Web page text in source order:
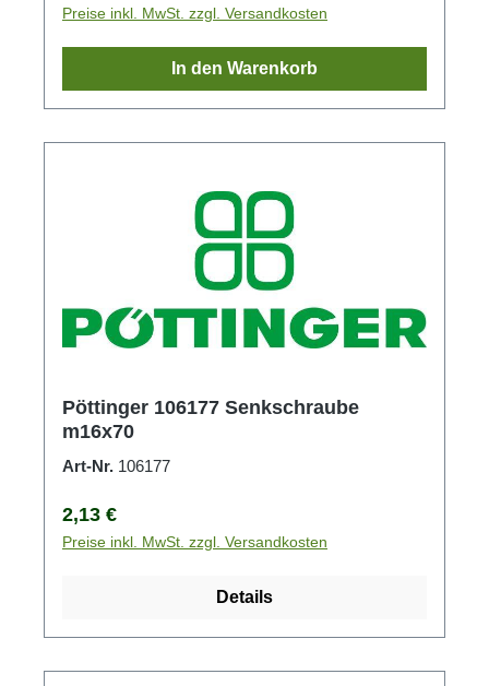
Preise inkl. MwSt. zzgl. Versandkosten
In den Warenkorb
Pöttinger 106177 Senkschraube
m16x70
Art-Nr. 106177
Regulärer Preis:
2,13 €
Preise inkl. MwSt. zzgl. Versandkosten
Details